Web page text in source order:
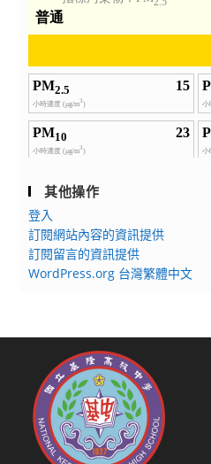
其他操作
登入
訂閱網站內容的資訊提供
訂閱留言的資訊提供
WordPress.org 台灣繁體中文